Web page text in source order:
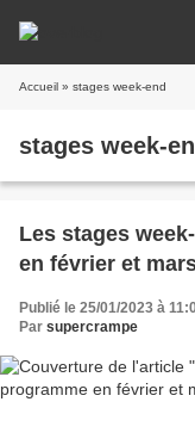
Accueil » stages week-end
stages week-
Les stages
en février et
Publié le 25/01/2023 à
Par supercrampe